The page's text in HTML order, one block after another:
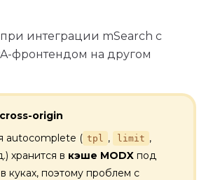
интеграции mSearch с
фронтендом на другом
origin
autocomplete ( tpl , limit ,
хранится в кэше MODX под
куках, поэтому проблем с